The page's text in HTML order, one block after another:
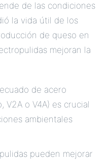
de las condiciones
la vida útil de los
de queso en
mejoran la
de acero
V2A o V4A) es crucial
ambientales
pueden mejorar